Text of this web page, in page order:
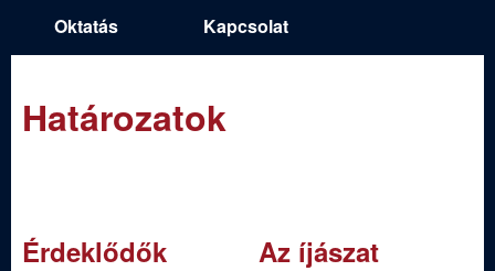
e
g
i
m
u
Oktatás
Kapcsolat
Határozatok
Érdeklődők
Az íjászat